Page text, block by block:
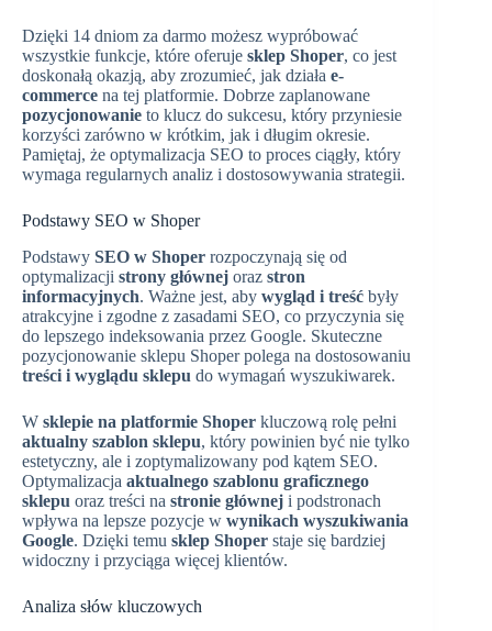
Dzięki 14 dniom za darmo możesz wypróbować
wszystkie funkcje, które oferuje sklep Shoper, co jest
doskonałą okazją, aby zrozumieć, jak działa e-
commerce na tej platformie. Dobrze zaplanowane
pozycjonowanie to klucz do sukcesu, który przyniesie
korzyści zarówno w krótkim, jak i długim okresie.
Pamiętaj, że optymalizacja SEO to proces ciągły, który
wymaga regularnych analiz i dostosowywania strategii.
Podstawy SEO w Shoper
Podstawy SEO w Shoper rozpoczynają się od
optymalizacji strony głównej oraz stron
informacyjnych. Ważne jest, aby wygląd i treść były
atrakcyjne i zgodne z zasadami SEO, co przyczynia się
do lepszego indeksowania przez Google. Skuteczne
pozycjonowanie sklepu Shoper polega na dostosowaniu
treści i wyglądu sklepu do wymagań wyszukiwarek.
W sklepie na platformie Shoper kluczową rolę pełni
aktualny szablon sklepu, który powinien być nie tylko
estetyczny, ale i zoptymalizowany pod kątem SEO.
Optymalizacja aktualnego szablonu graficznego
sklepu oraz treści na stronie głównej i podstronach
wpływa na lepsze pozycje w wynikach wyszukiwania
Google. Dzięki temu sklep Shoper staje się bardziej
widoczny i przyciąga więcej klientów.
Analiza słów kluczowych